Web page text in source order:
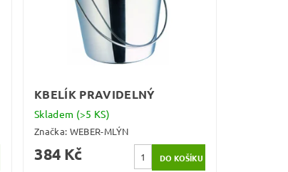
KBELÍK PRAVIDELNÝ
Skladem (>5 KS)
Značka: WEBER-MLÝN
384 Kč